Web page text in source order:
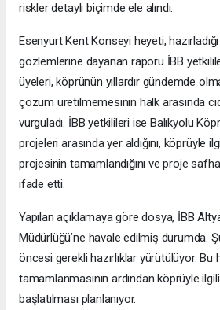
riskler detaylı biçimde ele alındı.
Esenyurt Kent Konseyi heyeti,
gözlemlerine dayanan raporu İBB
üyeleri, köprünün yıllardır gündemde
çözüm üretilmemesinin halk arasında
vurguladı. İBB yetkilileri ise Balıkyolu
projeleri arasında yer aldığını, köprüyle
projesinin tamamlandığını ve proje
ifade etti.
Yapılan açıklamaya göre dosya, İBB
Müdürlüğü’ne havale edilmiş durumda.
öncesi gerekli hazırlıklar yürütülüyor. Bu
tamamlanmasının ardından köprüyle
başlatılması planlanıyor.